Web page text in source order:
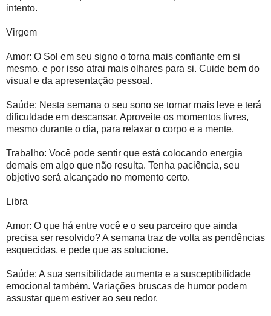
intento.
Virgem
Amor: O Sol em seu signo o torna mais confiante em si
mesmo, e por isso atrai mais olhares para si. Cuide bem do
visual e da apresentação pessoal.
Saúde: Nesta semana o seu sono se tornar mais leve e terá
dificuldade em descansar. Aproveite os momentos livres,
mesmo durante o dia, para relaxar o corpo e a mente.
Trabalho: Você pode sentir que está colocando energia
demais em algo que não resulta. Tenha paciência, seu
objetivo será alcançado no momento certo.
Libra
Amor: O que há entre você e o seu parceiro que ainda
precisa ser resolvido? A semana traz de volta as pendências
esquecidas, e pede que as solucione.
Saúde: A sua sensibilidade aumenta e a susceptibilidade
emocional também. Variações bruscas de humor podem
assustar quem estiver ao seu redor.